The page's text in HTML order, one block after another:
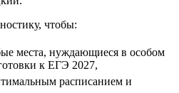
чтобы:
места, нуждающиеся в особом
к ЕГЭ 2027,
расписанием и